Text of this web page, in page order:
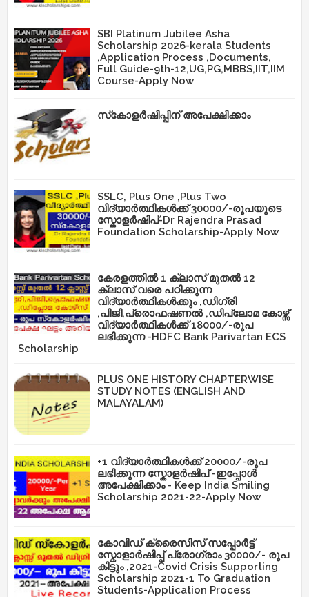
SBI Platinum Jubilee Asha
Scholarship 2026-kerala Students
,Application Process ,Documents,
Full Guide-9th-12,UG,PG,MBBS,IIT,IIM
Course-Apply Now
സ്‌കോളർഷിപ്പിന് അപേക്ഷിക്കാം
SSLC, Plus One ,Plus Two
വിദ്യാർത്ഥികൾക്ക് 30000/-രൂപയുടെ
സ്കോളർഷിപ്-Dr Rajendra Prasad
Foundation Scholarship-Apply Now
കേരളത്തിൽ 1 ക്ലാസ് മുതൽ 12
ക്ലാസ് വരെ പഠിക്കുന്ന
വിദ്യാർത്ഥികൾക്കും ,ഡിഗ്രി
,പിജി,പ്രൊഫഷണൽ ,ഡിപ്ലോമ കോഴ്സ്
വിദ്യാർത്ഥികൾക്ക് 18000/-രൂപ
ലഭിക്കുന്ന -HDFC Bank Parivartan ECS
Scholarship
PLUS ONE HISTORY CHAPTERWISE
STUDY NOTES (ENGLISH AND
MALAYALAM)
+1 വിദ്യാർത്ഥികൾക്ക് 20000/-രൂപ
ലഭിക്കുന്ന സ്കോളർഷിപ് -ഇപ്പോൾ
അപേക്ഷിക്കാം - Keep India Smiling
Scholarship 2021-22-Apply Now
കോവിഡ് ക്രൈസിസ് സപ്പോർട്ട്
സ്കോളാർഷിപ്പ് പ്രോഗ്രാം 30000/- രൂപ
കിട്ടും ,2021-Covid Crisis Supporting
Scholarship 2021-1 To Graduation
Students-Application Process